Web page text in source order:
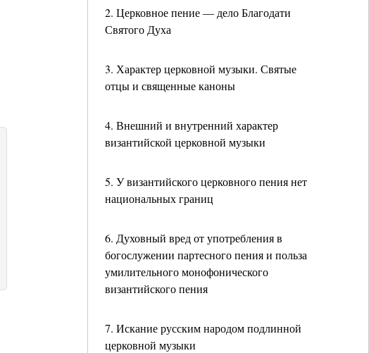
2. Церковное пение — дело Благодати
Святого Духа
3. Характер церковной музыки. Святые
отцы и священные каноны
4. Внешний и внутренний характер
византийской церковной музыки
5. У византийского церковного пения нет
национальных границ
6. Духовный вред от употребления в
богослужении партесного пения и польза
умилительного монофонического
византийского пения
7. Искание русским народом подлинной
церковной музыки